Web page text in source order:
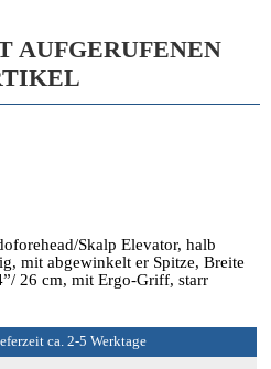
AUFGERUFENEN
Skalp Elevator, halb
mit abgewinkelt er Spitze, Breite
26 cm, mit Ergo-Griff, starr
ca. 2-5 Werktage